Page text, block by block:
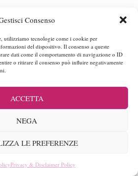
Consenso
utilizziamo tecnologie come i cookie per
del dispositivo. Il consenso a queste
dati come il comportamento di navigazione o ID
o ritirare il consenso può influire negativamente
ACCETTA
NEGA
LE PREFERENZE
Privacy & Disclaimer Policy
tradizionale calabrese: le Pacchiane
provincia di Catanzaro
Sila Piccola: mini guida su cosa fare,
e dove mangiare
e il Museo della Memoria